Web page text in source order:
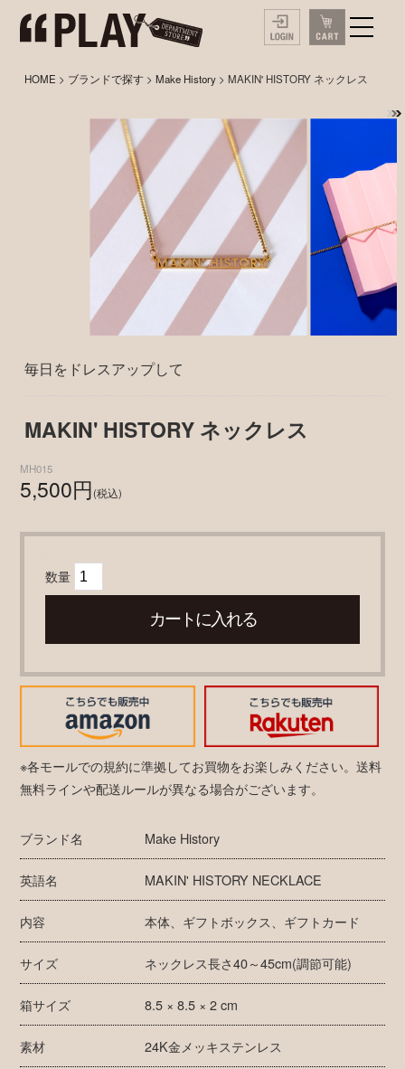
HOME > ブランドで探す >Make History > MAKIN' HISTORY ネックレス
毎日をドレスアップして
MAKIN' HISTORY ネックレス
MH015
5,500円(税込)
数量
※各モールでの規約に準拠してお買物をお楽しみください。送料
無料ラインや配送ルールが異なる場合がございます。
ブランド名 Make History
英語名 MAKIN' HISTORY NECKLACE
内容 本体、ギフトボックス、ギフトカード
サイズ ネックレス長さ40～45cm(調節可能)
箱サイズ 8.5 × 8.5 × 2 cm
素材 24K金メッキステンレス